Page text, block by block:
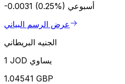
-0.0031 (0.25%) أسبوعي
عرض الرسم البياني
الجنيه البريطاني
1 JOD يساوي
1.04541 GBP